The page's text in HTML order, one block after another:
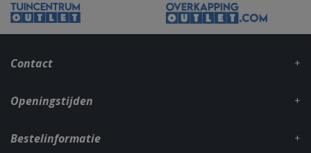
Contact
Openingstijden
Bestelinformatie
VISITOR_PRIVACY_METADATA
YouTube
.youtube.com